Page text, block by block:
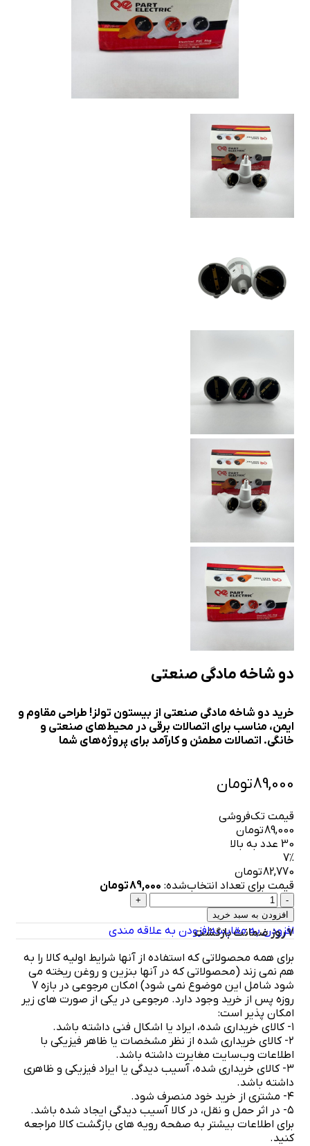
دو شاخه مادگی صنعتی
خرید دو شاخه مادگی صنعتی از بیستون تولز! طراحی مقاوم و
ایمن، مناسب برای اتصالات برقی در محیط‌های صنعتی و
خانگی. اتصالات مطمئن و کارآمد برای پروژه‌های شما
89,000تومان
قیمت تک‌فروشی
89,000تومان
30 عدد به بالا
7٪
82,770تومان
قیمت برای تعداد انتخاب‌شده: 89,000تومان
افزودن به سبد خرید
افزودن به مقایسهافزودن به علاقه مندی
7 روز ضمانت بازگشت
برای همه محصولاتی که استفاده از آنها شرایط اولیه کالا را به
هم نمی زند (محصولاتی که در آنها بنزین و روغن ریخته می
شود شامل این موضوع نمی شود) امکان مرجوعی در بازه 7
روزه پس از خرید وجود دارد. مرجوعی در یکی از صورت های زیر
امکان پذیر است:
۱- کالای خریداری شده، ایراد یا اشکال فنی داشته باشد.
۲- کالای خریداری شده از نظر مشخصات یا ظاهر فیزیکی با
اطلاعات وب‌سایت مغایرت داشته باشد.
۳- کالای خریداری شده، آسیب دیدگی یا ایراد فیزیکی و ظاهری
داشته باشد.
۴- مشتری از خرید خود منصرف شود.
۵- در اثر حمل و نقل، در کالا آسیب دیدگی ایجاد شده باشد.
برای اطلاعات بیشتر به صفحه رویه های بازگشت کالا مراجعه
کنید.